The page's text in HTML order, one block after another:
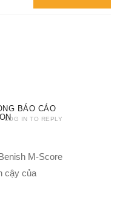
BÁO CÁO
LOG IN TO REPLY
M-Score
cậy của